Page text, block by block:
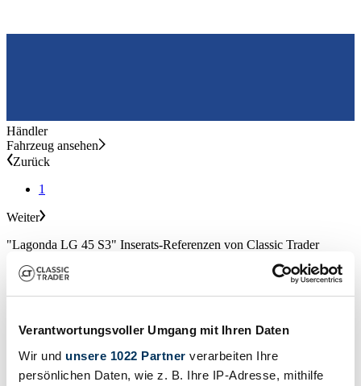
Verantwortungsvoller Umgang mit Ihren Daten
Wir und unsere 1022 Partner verarbeiten Ihre
persönlichen Daten, wie z. B. Ihre IP-Adresse, mithilfe
Händler
Fahrzeug ansehen
Zurück
1
Weiter
"Lagonda LG 45 S3" Inserats-Referenzen von Classic Trader
Im Folgenden finden Sie Inserate zu Ihrer Suche, die nicht mehr auf
Classic Trader verfügbar sind. Für eine bessere Kaufentscheidung
können Sie sich mit Hilfe dieser Informationen ein besseres Bild
"Lagonda LG 45 S3" machen.
Abgelaufenes Inserat